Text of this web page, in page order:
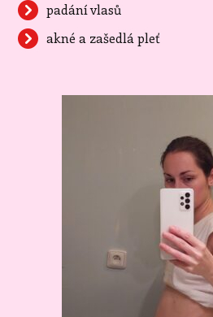
padání vlasů
akné a zašedlá pleť